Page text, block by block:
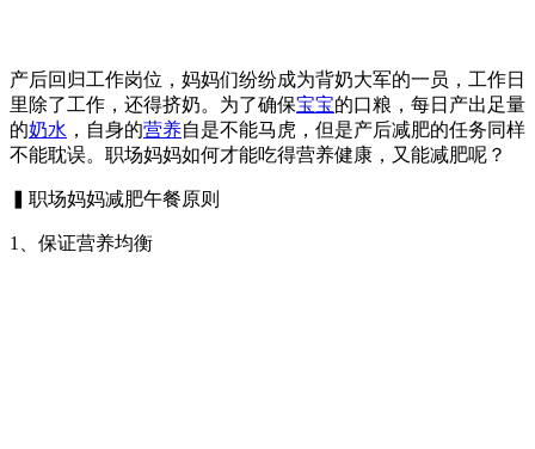
产后回归工作岗位，妈妈们纷纷成为背奶大军的一员，工作日
里除了工作，还得挤奶。为了确保宝宝的口粮，每日产出足量
的奶水 ，自身的营养自是不能马虎，但是产后减肥的任务同样
不能耽误。职场妈妈如何才能吃得营养健康，又能减肥呢？
▍职场妈妈减肥午餐原则
1、保证营养均衡